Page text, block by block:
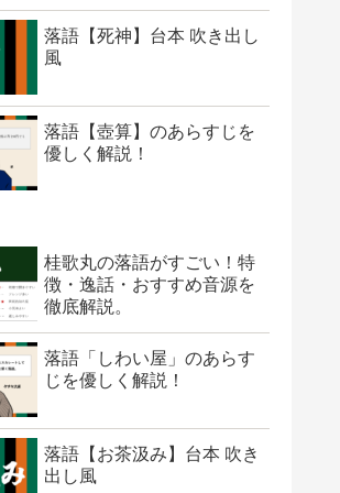
落語【死神】台本 吹き出し
風
落語【壺算】のあらすじを
優しく解説！
桂歌丸の落語がすごい！特
徴・逸話・おすすめ音源を
徹底解説。
落語「しわい屋」のあらす
じを優しく解説！
落語【お茶汲み】台本 吹き
出し風